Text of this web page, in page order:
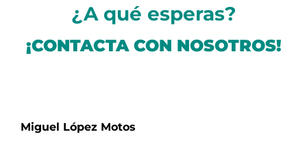
¿A qué esperas?
¡CONTACTA CON NOSOTROS!
Miguel López Motos